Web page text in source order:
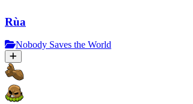
Rùa
Nobody Saves the World